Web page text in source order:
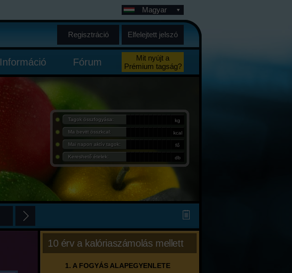
Magyar
Regisztráció Elfelejtett jelszó
Információ Fórum
Mit nyújt a
Prémium tagság?
Tagok összfogyása: kg
Ma bevitt összkcal: kcal
Mai napon aktív tagok: fő
Kereshető ételek: db
10 érv a kalóriaszámolás mellett
1. A FOGYÁS ALAPEGYENLETE